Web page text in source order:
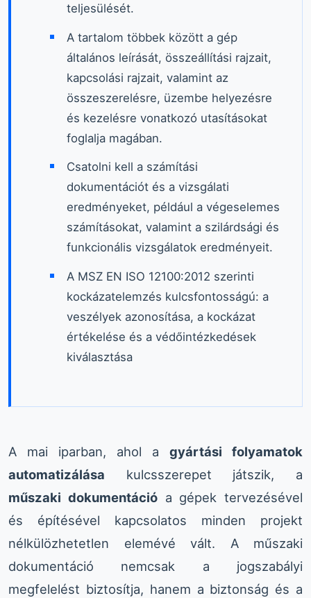
teljesülését.
A tartalom többek között a gép
általános leírását, összeállítási rajzait,
kapcsolási rajzait, valamint az
összeszerelésre, üzembe helyezésre
és kezelésre vonatkozó utasításokat
foglalja magában.
Csatolni kell a számítási
dokumentációt és a vizsgálati
eredményeket, például a végeselemes
számításokat, valamint a szilárdsági és
funkcionális vizsgálatok eredményeit.
A MSZ EN ISO 12100:2012 szerinti
kockázatelemzés kulcsfontosságú: a
veszélyek azonosítása, a kockázat
értékelése és a védőintézkedések
kiválasztása
A mai iparban, ahol a gyártási folyamatok
automatizálása kulcsszerepet játszik, a
műszaki dokumentációa gépek tervezésével
és építésével kapcsolatos minden projekt
nélkülözhetetlen elemévé vált. A műszaki
dokumentáció nemcsak a jogszabályi
megfelelést biztosítja, hanem a biztonság és a